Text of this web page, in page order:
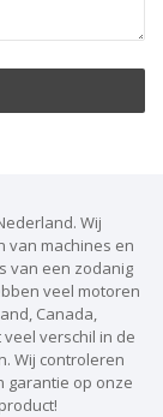
Wij
van machines en
van een zodanig
veel motoren
Canada,
verschil in de
Wij controleren
garantie op onze